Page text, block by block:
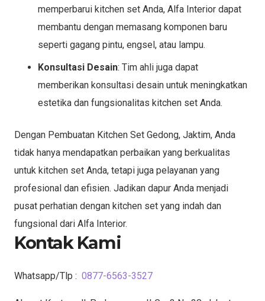
memperbarui kitchen set Anda, Alfa Interior dapat
membantu dengan memasang komponen baru
seperti gagang pintu, engsel, atau lampu.
Konsultasi Desain: Tim ahli juga dapat
memberikan konsultasi desain untuk meningkatkan
estetika dan fungsionalitas kitchen set Anda.
Dengan Pembuatan Kitchen Set Gedong, Jaktim, Anda
tidak hanya mendapatkan perbaikan yang berkualitas
untuk kitchen set Anda, tetapi juga pelayanan yang
profesional dan efisien. Jadikan dapur Anda menjadi
pusat perhatian dengan kitchen set yang indah dan
fungsional dari Alfa Interior.
Kontak Kami
Whatsapp/Tlp : 0877-6563-3527